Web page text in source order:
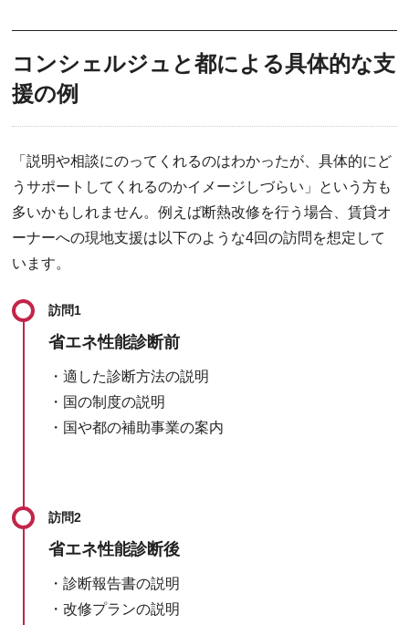
コンシェルジュと都による具体的な支
援の例
「説明や相談にのってくれるのはわかったが、具体的にど
うサポートしてくれるのかイメージしづらい」という方も
多いかもしれません。例えば断熱改修を行う場合、賃貸オ
ーナーへの現地支援は以下のような4回の訪問を想定して
います。
訪問1
省エネ性能診断前
・適した診断方法の説明
・国の制度の説明
・国や都の補助事業の案内
訪問2
省エネ性能診断後
・診断報告書の説明
・改修プランの説明